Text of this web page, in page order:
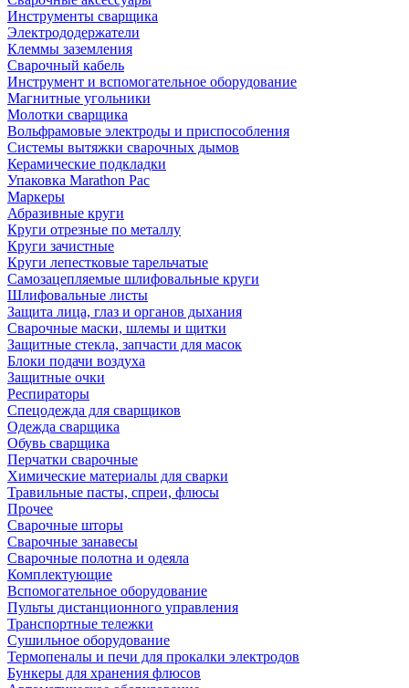
Инструменты сварщика
Электрододержатели
Клеммы заземления
Сварочный кабель
Инструмент и вспомогательное оборудование
Магнитные угольники
Молотки сварщика
Вольфрамовые электроды и приспособления
Системы вытяжки сварочных дымов
Керамические подкладки
Упаковка Marathon Pac
Маркеры
Абразивные круги
Круги отрезные по металлу
Круги зачистные
Круги лепестковые тарельчатые
Самозацепляемые шлифовальные круги
Шлифовальные листы
Защита лица, глаз и органов дыхания
Сварочные маски, шлемы и щитки
Защитные стекла, запчасти для масок
Блоки подачи воздуха
Защитные очки
Респираторы
Спецодежда для сварщиков
Одежда сварщика
Обувь сварщика
Перчатки сварочные
Химические материалы для сварки
Травильные пасты, спреи, флюсы
Прочее
Сварочные шторы
Сварочные занавесы
Сварочные полотна и одеяла
Комплектующие
Вспомогательное оборудование
Пульты дистанционного управления
Транспортные тележки
Сушильное оборудование
Термопеналы и печи для прокалки электродов
Бункеры для хранения флюсов